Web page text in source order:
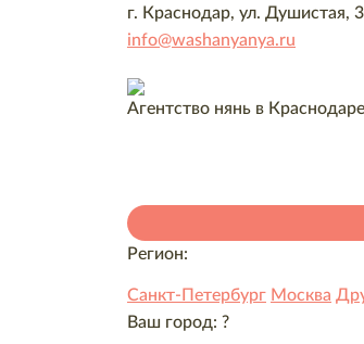
г. Краснодар, ул. Душистая,
info@washanyanya.ru
Агентство нянь в Краснодаре
Регион:
Санкт-Петербург Москва
Ваш город: ?